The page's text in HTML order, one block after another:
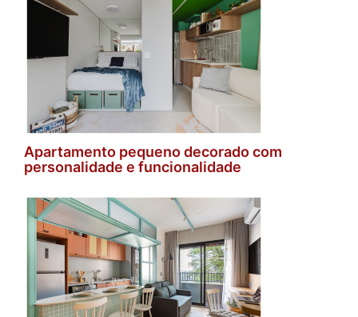
Apartamento pequeno decorado com
personalidade e funcionalidade